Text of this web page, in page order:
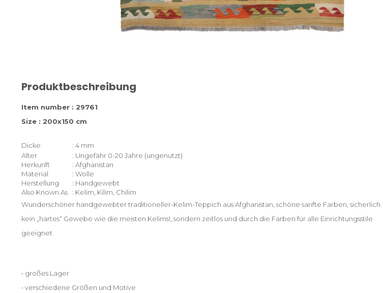
Produktbeschreibung
Item number : 29761
Size : 200x150 cm
Dicke
: 4 mm
Alter
: Ungefähr 0-20 Jahre (ungenutzt)
Herkunft
: Afghanistan
Material
: Wolle
Herstellung
: Handgewebt
Also Known As : Kelim, Kilim, Chilim
Wunderschöner handgewebter traditioneller-Kelim-Teppich aus Afghanistan, schöne sanfte Farben, sicherlich
kein „hartes“ Gewebe wie die meisten Kelims!, sondern zeitlos und durch die Farben für alle Einrichtungsstile
geeignet
• großes Lager
• verschiedene Größen und Motive